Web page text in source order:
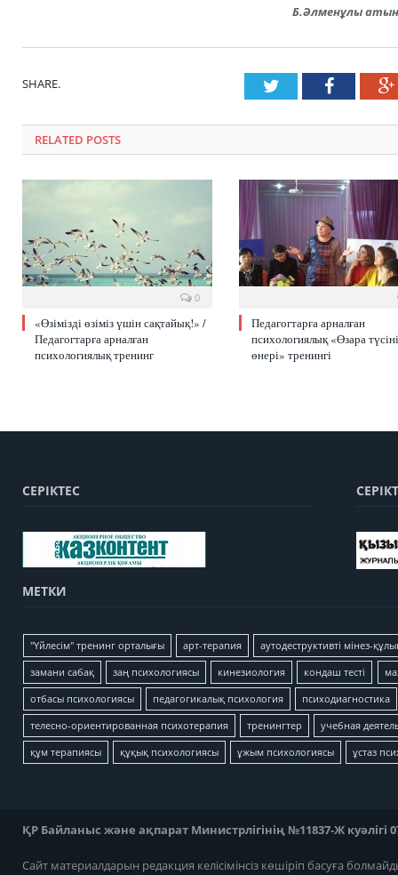
Б.Әлменұлы
SHARE. Twitter
RELATED POSTS
0
«Өзімізді өзіміз үшін сақтайық!» /
Педагогтарға арналған
психологиялық тренинг
Педагогтарға арналған
психологиялық «Өзара
өнері» тренингі
СЕРІКТЕС
МЕТКИ
"Үйлесім" тренинг орталығы арт-терапия аутодеструктивті мінез-
замани сабақ заң психологиясы кинезиология кондаш тесті
отбасы психологиясы педагогикалық психология психодиагностика
телесно-ориентированная психотерапия тренингтер учебная
құм терапиясы құқық психологиясы ұжым психологиясы ұстаз
ҚР Байланыс және ақпарат Министрлігінің №11837-Ж куәлігі
Сайт материалдарын редакция келісімінсіз көшіріп басуға